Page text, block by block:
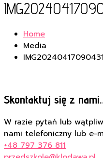
Home
Media
IMG20240417090431
Skontaktuj się z
W razie pytań lub
nami telefoniczny lub e-
+48 797 376 811